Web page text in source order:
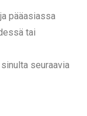
pääasiassa
tai
seuraavia